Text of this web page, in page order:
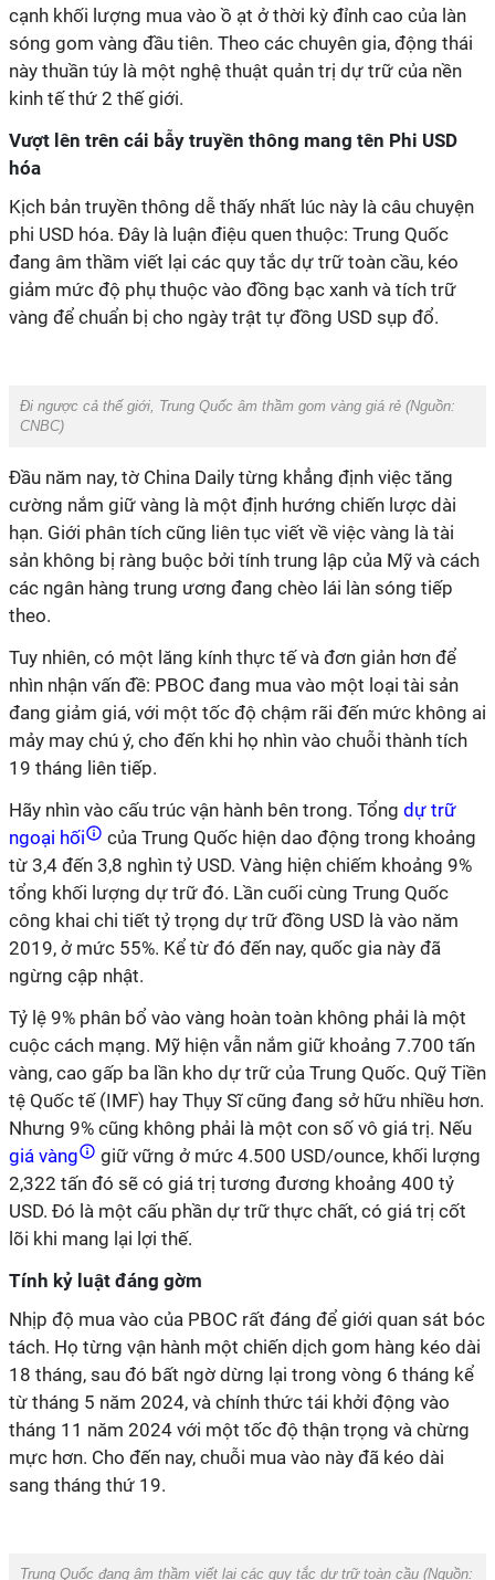
cạnh khối lượng mua vào ồ ạt ở thời kỳ đỉnh cao của làn
sóng gom vàng đầu tiên. Theo các chuyên gia, động thái
này thuần túy là một nghệ thuật quản trị dự trữ của nền
kinh tế thứ 2 thế giới.
Vượt lên trên cái bẫy truyền thông mang tên Phi USD
hóa
Kịch bản truyền thông dễ thấy nhất lúc này là câu chuyện
phi USD hóa. Đây là luận điệu quen thuộc: Trung Quốc
đang âm thầm viết lại các quy tắc dự trữ toàn cầu, kéo
giảm mức độ phụ thuộc vào đồng bạc xanh và tích trữ
vàng để chuẩn bị cho ngày trật tự đồng USD sụp đổ.
Đi ngược cả thế giới, Trung Quốc âm thầm gom vàng giá rẻ (Nguồn:
CNBC)
Đầu năm nay, tờ China Daily từng khẳng định việc tăng
cường nắm giữ vàng là một định hướng chiến lược dài
hạn. Giới phân tích cũng liên tục viết về việc vàng là tài
sản không bị ràng buộc bởi tính trung lập của Mỹ và cách
các ngân hàng trung ương đang chèo lái làn sóng tiếp
theo.
Tuy nhiên, có một lăng kính thực tế và đơn giản hơn để
nhìn nhận vấn đề: PBOC đang mua vào một loại tài sản
đang giảm giá, với một tốc độ chậm rãi đến mức không ai
mảy may chú ý, cho đến khi họ nhìn vào chuỗi thành tích
19 tháng liên tiếp.
Hãy nhìn vào cấu trúc vận hành bên trong. Tổng dự trữ
ngoại hối
của Trung Quốc hiện dao động trong khoảng
từ 3,4 đến 3,8 nghìn tỷ USD. Vàng hiện chiếm khoảng 9%
tổng khối lượng dự trữ đó. Lần cuối cùng Trung Quốc
công khai chi tiết tỷ trọng dự trữ đồng USD là vào năm
2019, ở mức 55%. Kể từ đó đến nay, quốc gia này đã
ngừng cập nhật.
Tỷ lệ 9% phân bổ vào vàng hoàn toàn không phải là một
cuộc cách mạng. Mỹ hiện vẫn nắm giữ khoảng 7.700 tấn
vàng, cao gấp ba lần kho dự trữ của Trung Quốc. Quỹ Tiền
tệ Quốc tế (IMF) hay Thụy Sĩ cũng đang sở hữu nhiều hơn.
Nhưng 9% cũng không phải là một con số vô giá trị. Nếu
giá vàng
giữ vững ở mức 4.500 USD/ounce, khối lượng
2,322 tấn đó sẽ có giá trị tương đương khoảng 400 tỷ
USD. Đó là một cấu phần dự trữ thực chất, có giá trị cốt
lõi khi mang lại lợi thế.
Tính kỷ luật đáng gờm
Nhịp độ mua vào của PBOC rất đáng để giới quan sát bóc
tách. Họ từng vận hành một chiến dịch gom hàng kéo dài
18 tháng, sau đó bất ngờ dừng lại trong vòng 6 tháng kể
từ tháng 5 năm 2024, và chính thức tái khởi động vào
tháng 11 năm 2024 với một tốc độ thận trọng và chừng
mực hơn. Cho đến nay, chuỗi mua vào này đã kéo dài
sang tháng thứ 19.
Trung Quốc đang âm thầm viết lại các quy tắc dự trữ toàn cầu (Nguồn: